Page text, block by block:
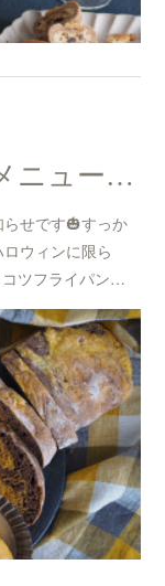
【ハロウィン2019】新メニューのお知らせ☆
せです🎃すっか
ウィンに限ら
ツフライパン…